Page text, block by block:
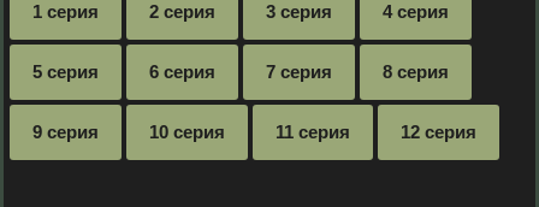
1 серия 2 серия 3 серия 4 серия
5 серия 6 серия 7 серия 8 серия
9 серия 10 серия 11 серия 12 серия